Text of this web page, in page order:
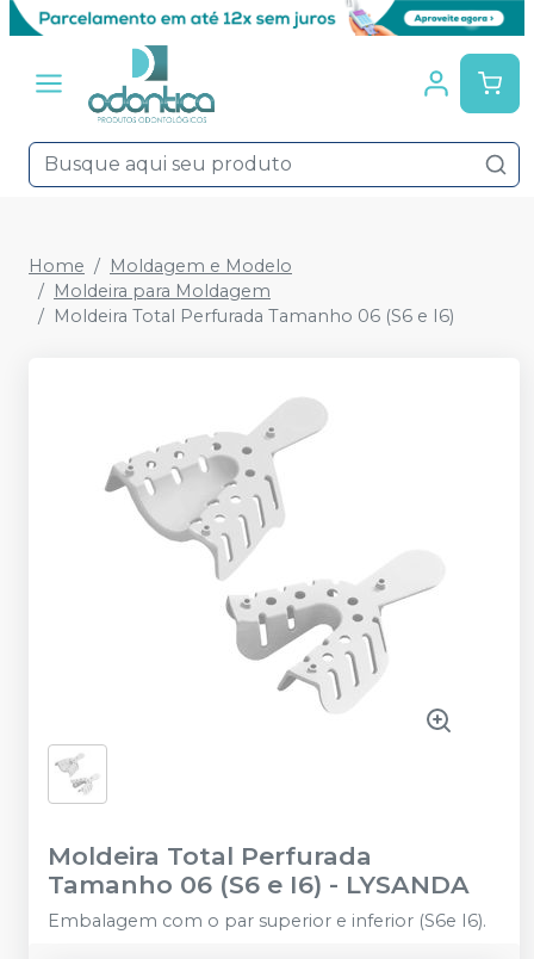
Home
Moldagem e Modelo
Moldeira para Moldagem
Moldeira Total Perfurada Tamanho 06 (S6 e I6)
Moldeira Total Perfurada
Tamanho 06 (S6 e I6) - LYSANDA
Embalagem com o par superior e inferior (S6e I6).